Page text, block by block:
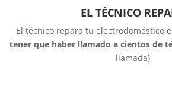
EL TÉCNICO
El técnico repara tu electrodoméstico
tener que haber llamado a cientos de
llamada)